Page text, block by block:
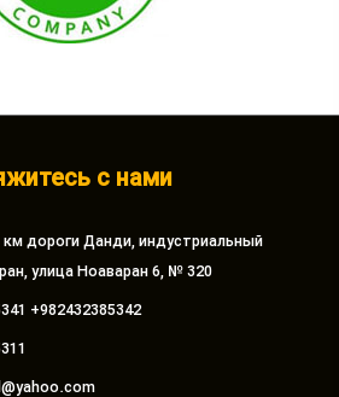
с нами
дороги Данди, индустриальный
улица Ноаваран 6, № 320
+982432385342